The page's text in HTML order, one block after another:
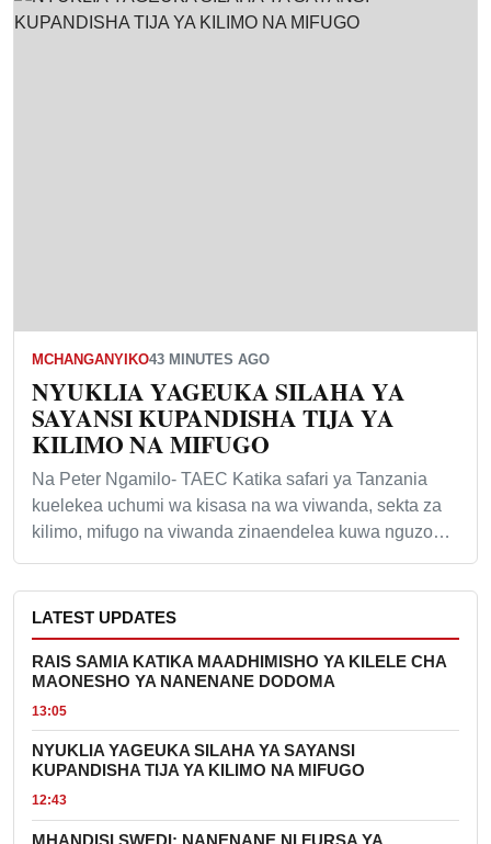
MCHANGANYIKO43 MINUTES AGO
NYUKLIA YAGEUKA SILAHA YA
SAYANSI KUPANDISHA TIJA YA
KILIMO NA MIFUGO
Na Peter Ngamilo- TAEC Katika safari ya Tanzania
kuelekea uchumi wa kisasa na wa viwanda, sekta za
kilimo, mifugo na viwanda zinaendelea kuwa nguzo…
LATEST UPDATES
RAIS SAMIA KATIKA MAADHIMISHO YA KILELE CHA
MAONESHO YA NANENANE DODOMA
13:05
NYUKLIA YAGEUKA SILAHA YA SAYANSI
KUPANDISHA TIJA YA KILIMO NA MIFUGO
12:43
MHANDISI SWEDI: NANENANE NI FURSA YA